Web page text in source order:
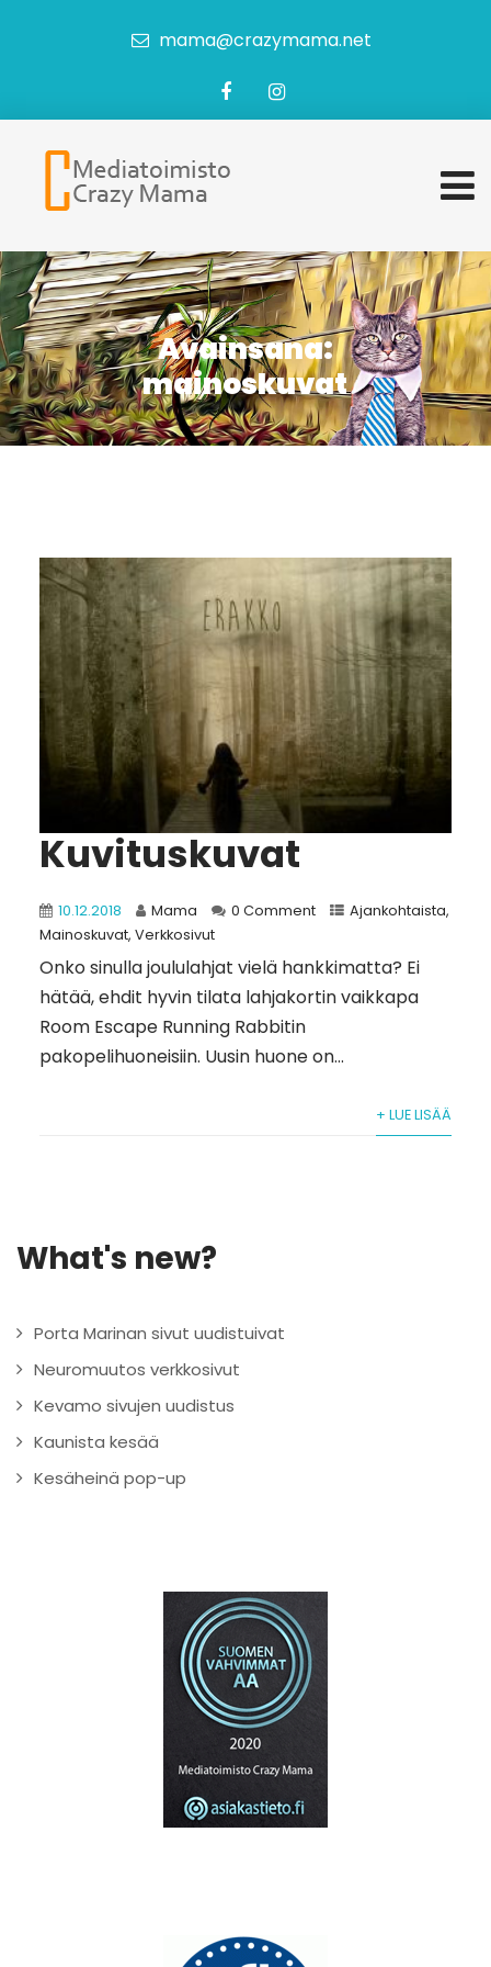
mama@crazymama.net
Avainsana:
mainoskuvat
Kuvituskuvat
10.12.2018 Mama 0 Comment Ajankohtaista,
Mainoskuvat, Verkkosivut
Onko sinulla joululahjat vielä hankkimatta? Ei
hätää, ehdit hyvin tilata lahjakortin vaikkapa
Room Escape Running Rabbitin
pakopelihuoneisiin. Uusin huone on...
+ LUE LISÄÄ
What's new?
Porta Marinan sivut uudistuivat
Neuromuutos verkkosivut
Kevamo sivujen uudistus
Kaunista kesää
Kesäheinä pop-up